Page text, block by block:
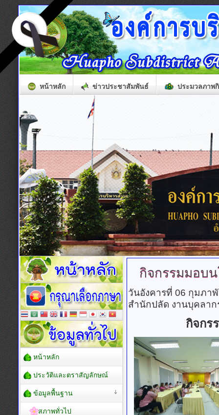
หน้าหลัก ข่าวประชาสัมพันธ์ ประมวลภาพ
กิจกรรมมอบ
วันอังคารที่ 06 กุมภา
สำนักปลัด งานบุคลาก
กิจกร
หน้าหลัก
ประวัติและตราสัญลักษณ์
ข้อมูลพื้นฐาน
สภาพทั่วไป